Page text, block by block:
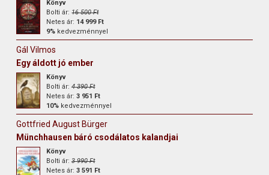
Könyv
Bolti ár:16 500 Ft
Netes ár: 14 999 Ft
9% kedvezménnyel
Gál Vilmos
Egy áldott jó ember
Könyv
Bolti ár:4 390 Ft
Netes ár:3 951 Ft
10% kedvezménnyel
Gottfried August Bürger
Münchhausen báró csodálatos kalandjai
Könyv
Bolti ár:3 990 Ft
Netes ár:3 591 Ft